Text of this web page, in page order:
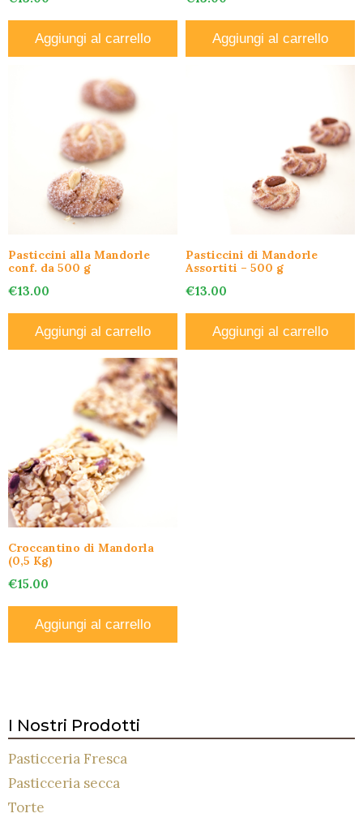
Aggiungi al carrello Aggiungi al carrello
Pasticcini alla Mandorle
conf. da 500 g
€13.00
Aggiungi al carrello
Pasticcini di Mandorle
Assortiti – 500 g
€13.00
Aggiungi al carrello
Croccantino di Mandorla
(0,5 Kg)
€15.00
Aggiungi al carrello
I Nostri Prodotti
Pasticceria Fresca
Pasticceria secca
Torte